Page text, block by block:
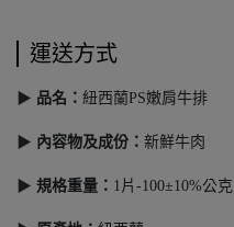
運送方式
▶ 品名： 紐西蘭PS嫩肩牛排
▶ 內容物及成份 ： 新鮮牛肉
▶ 規格重量 ： 1片-100±10%公克